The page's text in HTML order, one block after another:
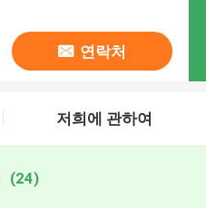
연락처
저희에 관하여
(24)